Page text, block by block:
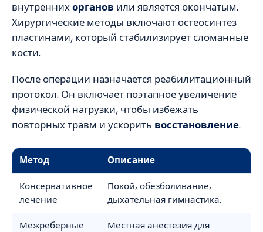
внутреннихорганов или является окончатым.
Хирургические методы включают остеосинтез
пластинами, который стабилизирует сломанные
кости.
После операции назначается реабилитационный
протокол. Он включает поэтапное увеличение
физической нагрузки, чтобы избежать
повторных травм и ускорить восстановление.
Метод Описание
Консервативное
лечение
Покой, обезболивание,
дыхательная гимнастика.
Межреберные
Местная анестезия для